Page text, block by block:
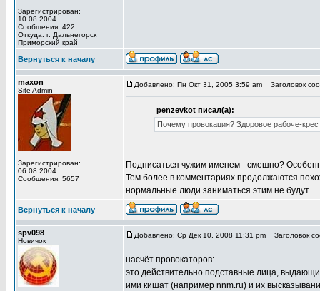
Зарегистрирован:
10.08.2004
Сообщения: 422
Откуда: г. Дальнегорск
Приморский край
Вернуться к началу
maxon
Site Admin
Зарегистрирован:
06.08.2004
Сообщения: 5657
Добавлено: Пн Окт 31, 2005 3:59 am Заголовок
penzevkot писал(а):
Почему провокация? Здоровое рабоче-
Подписаться чужим именем - смешно?
Тем более в комментариях продолжаются
нормальные люди заниматься этим не будут.
Вернуться к началу
spv098
Новичок
Добавлено: Ср Дек 10, 2008 11:31 pm Заголовок
насчёт провокаторов:
это действительно подставные лица,
ими кишат (например nnm.ru) и их